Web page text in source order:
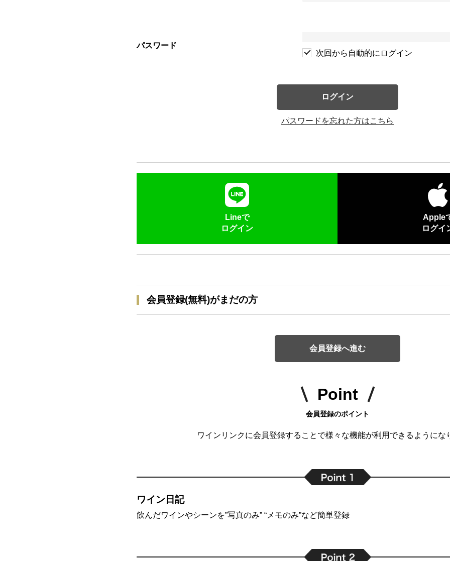
パスワード
次回から自動的にログイン
ログイン
パスワードを忘れた方はこちら
Lineで
ログイン
Apple
ログイ
会員登録(無料)がまだの方
会員登録へ進む
Point
会員登録のポイント
ワインリンクに会員登録することで様々な機能が利用できるようにな
ワイン日記
飲んだワインやシーンを”写真のみ” “メモのみ”など簡単登録